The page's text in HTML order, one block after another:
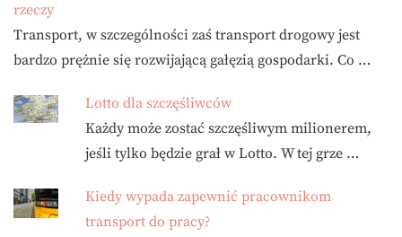
rzeczy
Transport, w szczególności zaś transport drogowy jest
bardzo prężnie się rozwijającą gałęzią gospodarki. Co …
Lotto dla szczęśliwców
Każdy może zostać szczęśliwym milionerem,
jeśli tylko będzie grał w Lotto. W tej grze …
Kiedy wypada zapewnić pracownikom
transport do pracy?